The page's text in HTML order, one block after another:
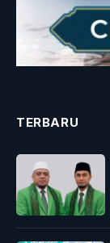
TERBARU